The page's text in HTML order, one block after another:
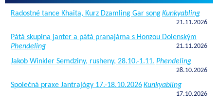
Radostné tance Khaita, Kurz Dzamling Gar songKunkyabling
21.11.2026
Pátá skupina janter a pátá pranajáma s Honzou Dolenským
Phendeling
21.11.2026
Jakob Winkler Semdziny, rusheny, 28.10.-1.11. Phendeling
28.10.2026
Společná praxe Jantrajógy 17.-18.10.2026Kunkyabling
17.10.2026